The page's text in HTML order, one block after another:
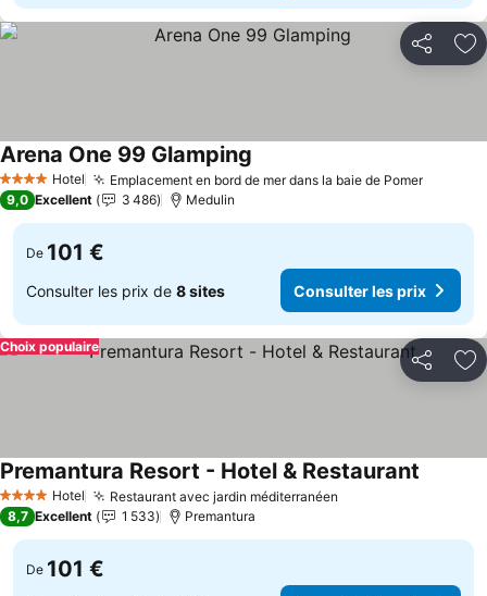
Partager
4 Étoiles Hotel Emplacement en bord de mer dans la baie de Pomer
Arena One 99 Glamping
9,0 Excellent 3 486 Medulin
De 101 €
Consulter les prix de 8 sites Consulter les prix
Partager
Choix populaire
4 Étoiles Hotel Restaurant avec jardin méditerranéen
Premantura Resort - Hotel & Restaurant
8,7 Excellent 1 533 Premantura
De 101 €